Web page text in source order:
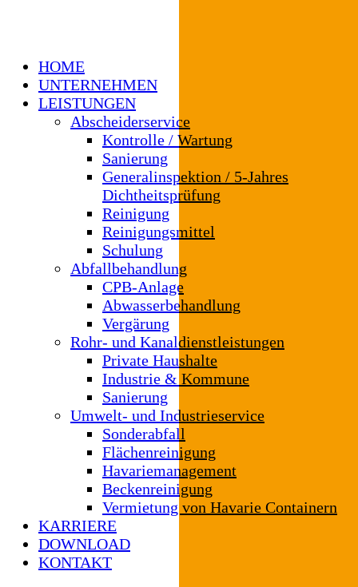
HOME
UNTERNEHMEN
LEISTUNGEN
Abscheiderservice
Kontrolle / Wartung
Sanierung
Generalinspektion / 5-Jahres
Dichtheitsprüfung
Reinigung
Reinigungsmittel
Schulung
Abfallbehandlung
CPB-Anlage
Abwasserbehandlung
Vergärung
Rohr- und Kanaldienstleistungen
Private Haushalte
Industrie & Kommune
Sanierung
Umwelt- und Industrieservice
Sonderabfall
Flächenreinigung
Havariemanagement
Beckenreinigung
Vermietung von Havarie Containern
KARRIERE
DOWNLOAD
KONTAKT